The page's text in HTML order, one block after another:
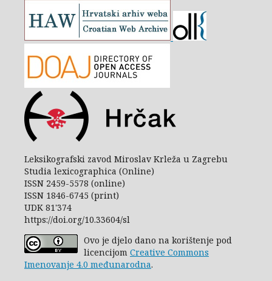
Leksikografski zavod Miroslav Krleža u Zagrebu
Studia lexicographica (Online)
ISSN 2459-5578 (online)
ISSN 1846-6745 (print)
UDK 81'374
https://doi.org/10.33604/sl
Ovo je djelo dano na korištenje pod
licencijom Creative Commons
Imenovanje 4.0 međunarodna.